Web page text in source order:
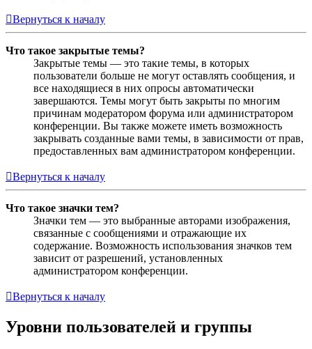
Вернуться к началу
Что такое закрытые темы?
Закрытые темы — это такие темы, в которых
пользователи больше не могут оставлять сообщения, и
все находящиеся в них опросы автоматически
завершаются. Темы могут быть закрыты по многим
причинам модератором форума или администратором
конференции. Вы также можете иметь возможность
закрывать созданные вами темы, в зависимости от прав,
предоставленных вам администратором конференции.
Вернуться к началу
Что такое значки тем?
Значки тем — это выбранные авторами изображения,
связанные с сообщениями и отражающие их
содержание. Возможность использования значков тем
зависит от разрешений, установленных
администратором конференции.
Вернуться к началу
Уровни пользователей и группы